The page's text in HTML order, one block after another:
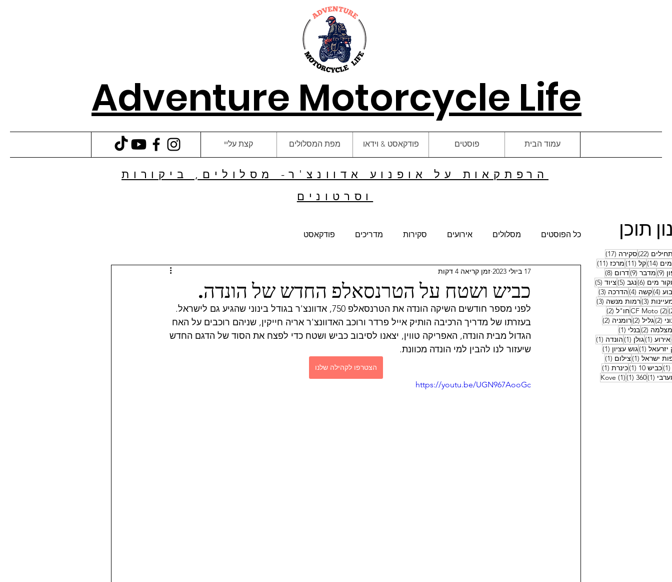
Adventure Motorcycle Life
קצת עליי מפת המסלולים פודקאסט & וידאו פוסטים עמוד הבית
הרפתקאות על אופנוע אדוונצ'ר- מסלולים, ביקורות
וסרטונים
כל הפוסטים מסלולים אירועים סקירות מדריכים פודקאסט
כביש ושטח על הטרנסאלפ החדש של הונדה.
17 ביולי 2023 זמן קריאה 4 דקות
לפני מספר חודשים השיקה הונדה את הטרנסאלפ 750, אדוונצ'ר בגודל בינוני שהגיע גם לישראל.
בעזרתו של מדריך הרכיבה הותיק אייל פרדר ורוכב האדוונצ'ר אריה חייקין, שניהם רוכבים על האח
הגדול מבית הונדה, האפריקה טווין, יצאנו לסיבוב כביש ושטח כדי לפצח את הסוד של הדגם החדש
שיעזור לנו להבין למי הונדה מכוונת.
הצטרפו לקהילה שלנו
https://youtu.be/UGN967AooGc
תוכן
(22) 22 פוסטים
סקירה (17)
17 פוסטים
(14) 14 פוסטים
קל (11) 11 פוסטים
מרכז (11)
11 פוסטים
(9) 9 פוסטיםמדבר (9) 9 פוסטיםדרום (8) 8 פוסטים
מים (6) 6 פוסטיםנגב (5) 5 פוסטיםציוד (5) 5 פוסטים
(4) 4 פוסטיםקשה (4) 4 פוסטיםהדרכה (3) 3 פוסטים
(3) 3 פוסטיםרמות מנשה (3) 3 פוסטים
2 פוסטים
CF Moto (2) 2 פוסטיםחו"ל (2) 2 פוסטים
(2) 2 פוסטיםגליל (2) 2 פוסטיםרומניה (2) 2 פוסטים
מצלמה (2) 2 פוסטיםבנלי (1) פוסט 1
פוסט 1
אירוע (1) פוסט 1
גולן (1) פוסט 1
הונדה (1) פוסט 1
1
(1) פוסט 1
גוש עציון (1) פוסט 1
ישראל (1) פוסט 1
צילום (1) פוסט 1
1(1) פוסט 1
כביש 10 (1) פוסט 1
כינרת (1) פוסט 1
(1) פוסט 1
360
(1) פוסט 1Kove (1)